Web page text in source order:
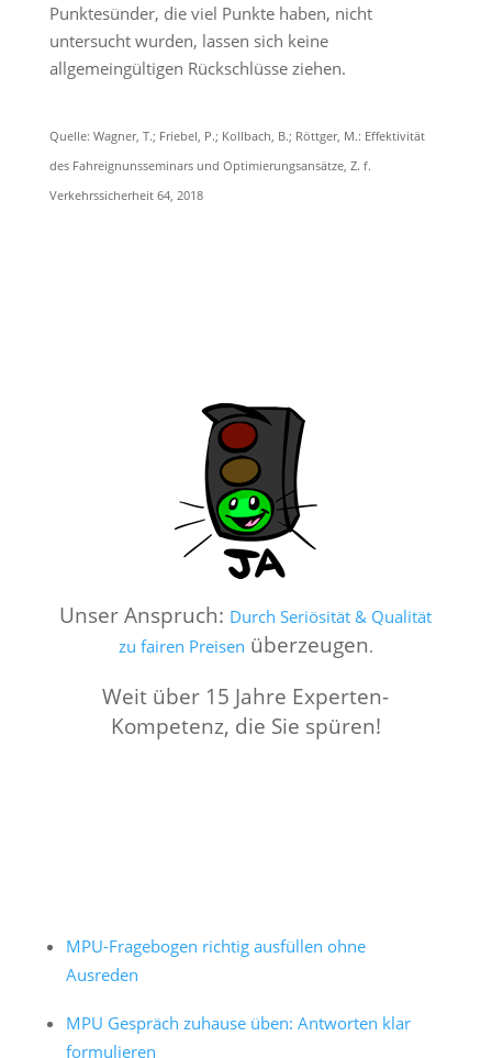
Punktesünder, die viel Punkte haben, nicht
untersucht wurden, lassen sich keine
allgemeingültigen Rückschlüsse ziehen.
Quelle: Wagner, T.; Friebel, P.; Kollbach, B.; Röttger, M.: Effektivität
des Fahreignunsseminars und Optimierungsansätze, Z. f.
Verkehrssicherheit 64, 2018
Unser Anspruch: Durch Seriösität & Qualität
zu fairen Preisen überzeugen.
Weit über 15 Jahre Experten-
Kompetenz, die Sie spüren!
MPU-Fragebogen richtig ausfüllen ohne
Ausreden
MPU Gespräch zuhause üben: Antworten klar
formulieren